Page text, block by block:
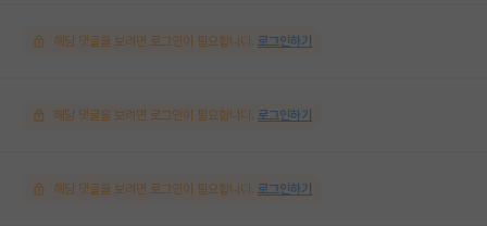
해당 댓글을 보려면 로그인이 필요합니다. 로그인하기
해당 댓글을 보려면 로그인이 필요합니다. 로그인하기
해당 댓글을 보려면 로그인이 필요합니다. 로그인하기